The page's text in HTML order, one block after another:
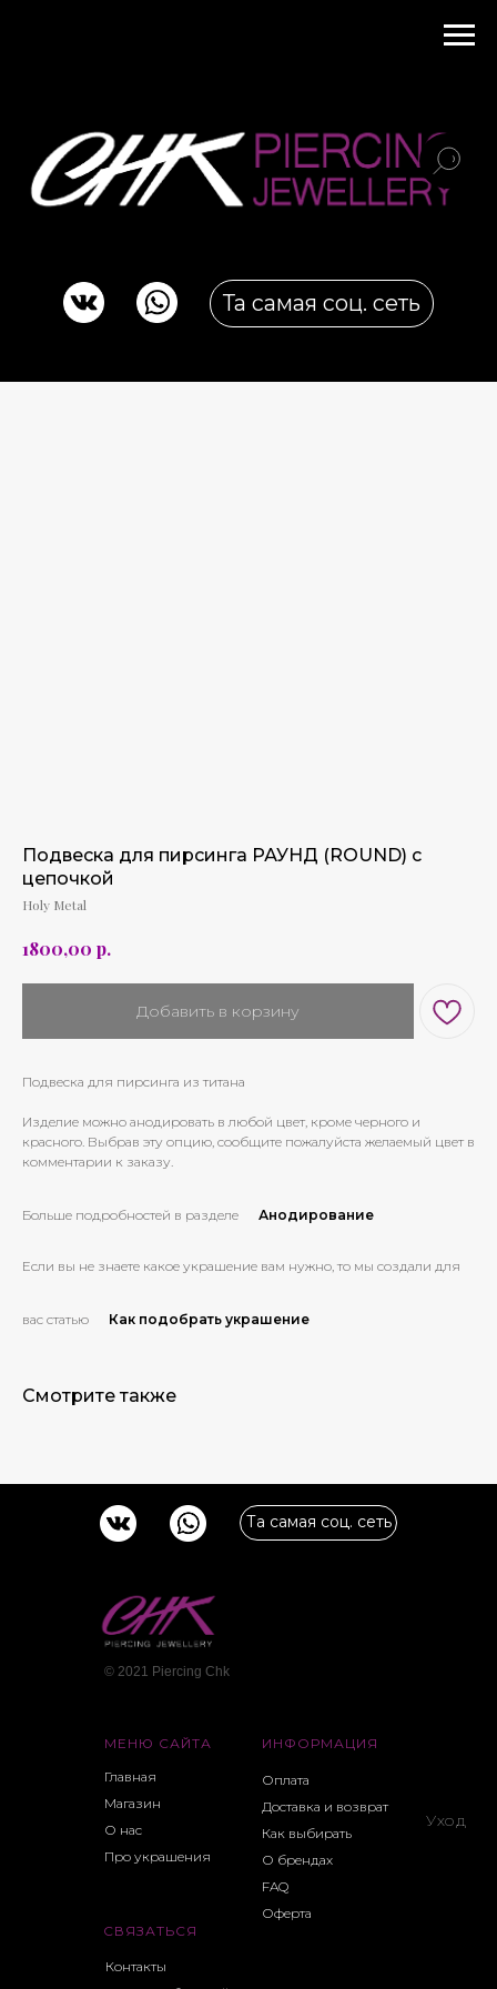
Подвеска для пирсинга РАУНД (ROUND) с
цепочкой
Holy Metal
1800,00 р.
Добавить в корзину
Подвеска для пирсинга из титана
Изделие можно анодировать в любой цвет, кроме черного и
красного. Выбрав эту опцию, сообщите пожалуйста желаемый цвет в
комментарии к заказу.
Больше подробностей в разделе Анодирование
Если вы не знаете какое украшение вам нужно, то мы создали для
вас статью Как подобрать украшение
Смотрите также
Та самая соц. сеть
© 2021 Piercing Сhk
СВЯЗАТЬСЯ
Контакты
Уход
МЕНЮ САЙТА
Главная
Магазин
О нас
Про украшения
ИНФОРМАЦИЯ
Оплата
Доставка и возврат
Как выбирать
О брендах
FAQ
Оферта